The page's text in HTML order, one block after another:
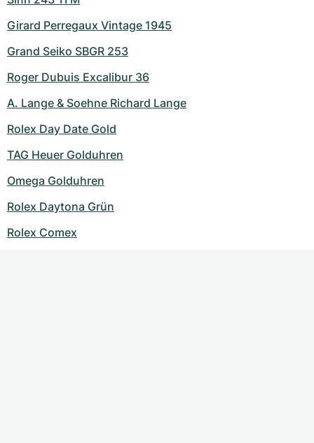
Girard Perregaux Vintage 1945
Grand Seiko SBGR 253
Roger Dubuis Excalibur 36
A. Lange & Soehne Richard Lange
Rolex Day Date Gold
TAG Heuer Golduhren
Omega Golduhren
Rolex Daytona Grün
Rolex Comex